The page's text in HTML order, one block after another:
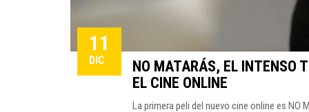
11
DIC
NO MATARÁS, EL INTENSO
EL CINE ONLINE
La primera peli del nuevo cine online es NO